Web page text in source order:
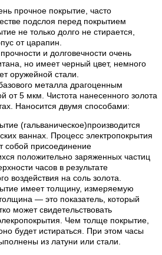
прочное покрытие, часто
подслоя перед покрытием
не только долго не стирается,
от царапин.
и долговечности очень
но имеет черный цвет, немного
оружейной стали.
металла драгоценным
от 5 мкм. Чистота нанесенного золота
Наносится двумя способами:
(гальваническое)производится
ваннах. Процесс электропокрытия
собой присоединение
положительно заряженных частиц
часов в результате
воздействия на соль золота.
имеет толщину, измеряемую
— это показатель, который
может свидетельствовать
Чем толще покрытие,
будет истираться. При этом часы
из латуни или стали.